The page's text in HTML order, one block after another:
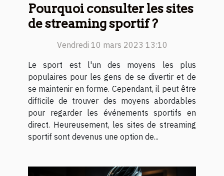
Pourquoi consulter les sites
de streaming sportif ?
Vendredi 10 mars 2023 13:10
Le sport est l'un des moyens les plus
populaires pour les gens de se divertir et de
se maintenir en forme. Cependant, il peut être
difficile de trouver des moyens abordables
pour regarder les événements sportifs en
direct. Heureusement, les sites de streaming
sportif sont devenus une option de...